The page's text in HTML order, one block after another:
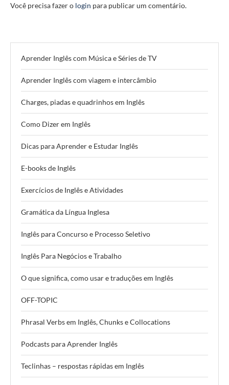
Você precisa fazer o login para publicar um comentário.
Aprender Inglês com Música e Séries de TV
Aprender Inglês com viagem e intercâmbio
Charges, piadas e quadrinhos em Inglês
Como Dizer em Inglês
Dicas para Aprender e Estudar Inglês
E-books de Inglês
Exercícios de Inglês e Atividades
Gramática da Língua Inglesa
Inglês para Concurso e Processo Seletivo
Inglês Para Negócios e Trabalho
O que significa, como usar e traduções em Inglês
OFF-TOPIC
Phrasal Verbs em Inglês, Chunks e Collocations
Podcasts para Aprender Inglês
Teclinhas – respostas rápidas em Inglês